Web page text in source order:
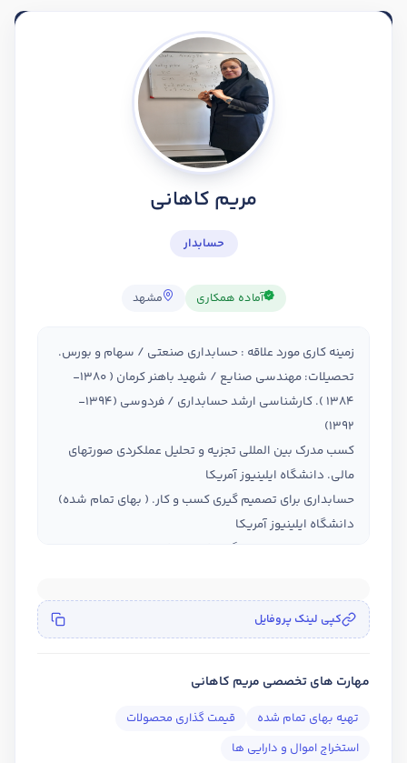
مریم کاهانی
حسابدار
آماده همکاری مشهد
زمینه کاری مورد علاقه : حسابداری صنعتی / سهام و بورس.
تحصیلات: مهندسی صنایع / شهید باهنر کرمان ( 1380-
1384 ). کارشناسی ارشد حسابداری / فردوسی (1394-
1392)
کسب مدرک بین المللی تجزیه و تحلیل عملکردی صورتهای
مالی. دانشگاه ایلینیوز آمریکا
حسابداری برای تصمیم گیری کسب و کار. ( بهای تمام شده)
دانشگاه ایلینیوز آمریکا
حسابداری برای تصمیم گیری کسب و کار. ارزیابی استراتژی و
ایلینیوز آمریکا
 مدلسازی کمی دانشگاه پنسیلوانیا آمریکا کپی لینک پروفایل
مهارت های تخصصی مریم کاهانی
تهیه بهای تمام شده
قیمت گذاری محصولات
استخراج اموال و دارایی ها